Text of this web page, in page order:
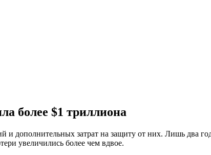
более $1 триллиона
дополнительных затрат на защиту от них. Лишь два
увеличились более чем вдвое.